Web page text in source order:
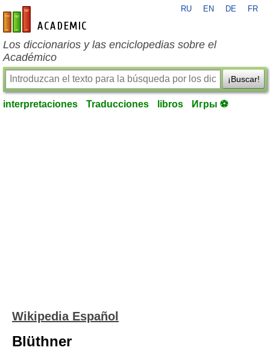
es-academic.com
RU EN DE FR
Los diccionarios y las enciclopedias sobre el
Académico
¡Buscar!
interpretaciones Traducciones libros Игры ⚽
Wikipedia Español
Blüthner